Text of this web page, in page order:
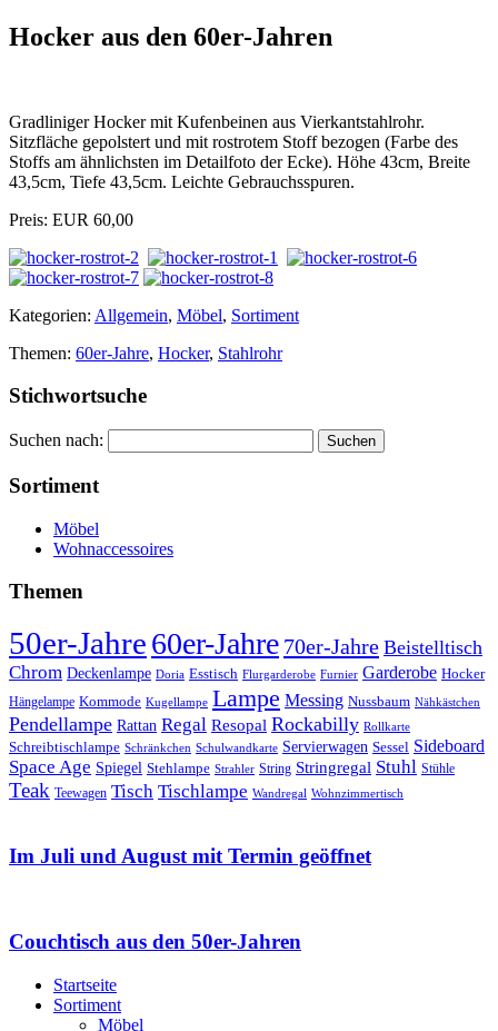
Hocker aus den 60er-Jahren
Gradliniger Hocker mit Kufenbeinen aus Vierkantstahlrohr.
Sitzfläche gepolstert und mit rostrotem Stoff bezogen (Farbe des
Stoffs am ähnlichsten im Detailfoto der Ecke). Höhe 43cm, Breite
43,5cm, Tiefe 43,5cm. Leichte Gebrauchsspuren.
Preis: EUR 60,00
Kategorien: Allgemein, Möbel, Sortiment
Themen: 60er-Jahre, Hocker, Stahlrohr
Stichwortsuche
Suchen nach:
Sortiment
Möbel
Wohnaccessoires
Themen
50er-Jahre60er-Jahre 70er-Jahre Beistelltisch
Chrom Deckenlampe Doria Esstisch Flurgarderobe Furnier Garderobe Hocker
Hängelampe Kommode Kugellampe Lampe Messing Nussbaum Nähkästchen
Pendellampe Rattan Regal Resopal Rockabilly Rollkarte
Schreibtischlampe Schränkchen Schulwandkarte Servierwagen Sessel Sideboard
Space Age Spiegel Stehlampe Strahler String Stringregal Stuhl Stühle
Teak Teewagen Tisch Tischlampe Wandregal Wohnzimmertisch
Im Juli und August mit Termin geöffnet
Couchtisch aus den 50er-Jahren
Startseite
Sortiment
Möbel